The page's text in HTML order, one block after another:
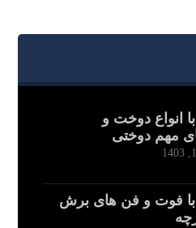
انواع دوخت و
مهم دوختی
با فوت و فن های برش